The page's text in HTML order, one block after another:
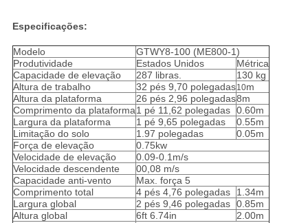
Especificações:
Modelo
GTWY8-100 (ME800-1)
Produtividade
Estados Unidos
Métrica
Capacidade de elevação
287 libras.
130 kg
Altura de trabalho
32 pés 9,70 polegadas10m
Altura da plataforma
26 pés 2,96 polegadas8m
Comprimento da plataforma1 pé 11,62 polegadas 0.60m
Largura da plataforma
1 pé 9,65 polegadas
0.55m
Limitação do solo
1.97 polegadas
0.05m
Força de elevação
0.75kw
Velocidade de elevação
0.09-0.1m/s
Velocidade descendente
00,08 m/s
Capacidade anti-vento
Max. força 5
Comprimento total
4 pés 4,76 polegadas
1.34m
Largura global
2 pés 9,46 polegadas 0.85m
Altura global
6ft 6.74in
2.00m